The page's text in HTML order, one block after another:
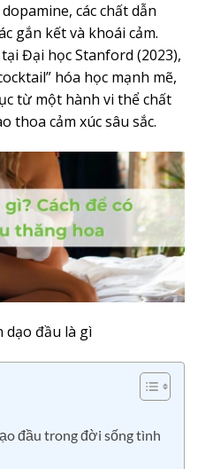
các chất dẫn
gắn kết và khoái cảm.
Đại học Stanford (2023),
hóa học mạnh mẽ,
từ một hành vi thể chất
thoa cảm xúc sâu sắc.
dạo đầu là gì
đầu trong đời sống tình